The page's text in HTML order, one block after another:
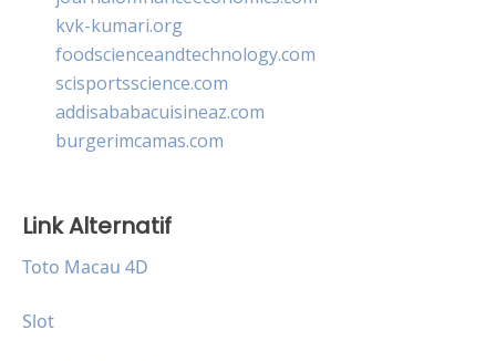
kvk-kumari.org
foodscienceandtechnology.com
scisportsscience.com
addisababacuisineaz.com
burgerimcamas.com
Link Alternatif
Toto Macau 4D
Slot